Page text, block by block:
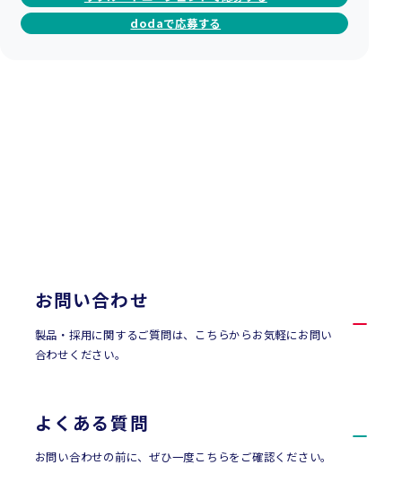
dodaで応募する
お問い合わせ
製品・採用に関するご質問は、こちらからお気軽にお問い
合わせください。
よくある質問
お問い合わせの前に、ぜひ一度こちらをご確認ください。